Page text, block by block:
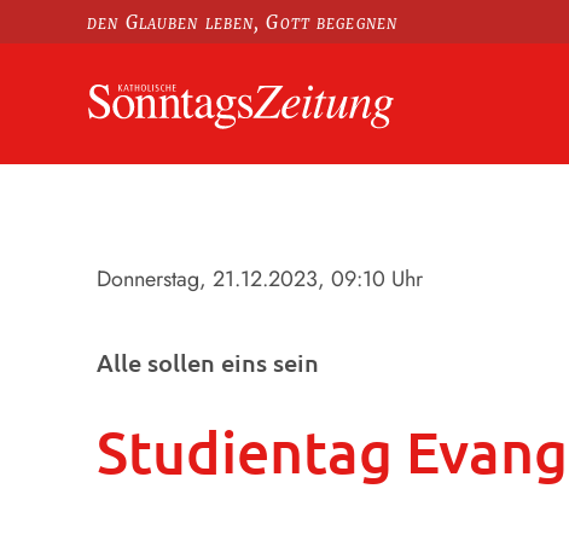
den Glauben leben, Gott begegnen
Donnerstag, 21.12.2023, 09:10 Uhr
Alle sollen eins sein
Studientag